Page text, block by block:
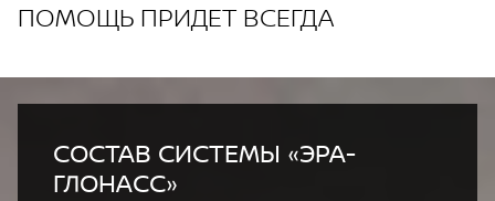
ПОМОЩЬ ПРИДЕТ ВСЕГДА
СОСТАВ СИСТЕМЫ «ЭРА-
ГЛОНАСС»